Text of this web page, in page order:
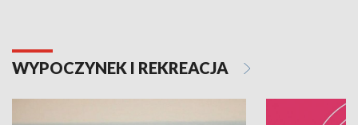
WYPOCZYNEK I REKREACJA